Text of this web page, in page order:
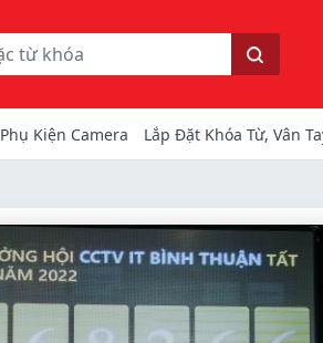
Tìm kiếm
Phụ Kiện Camera Lắp Đặt Khóa Từ, Vân